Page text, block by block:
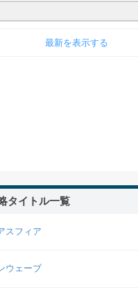
最新を表示する
タイトル一覧
スフィア
ウェーブ